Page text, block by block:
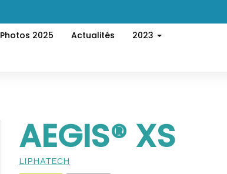
Photos 2025 Actualités 2023
AEGIS® XS
LIPHATECH